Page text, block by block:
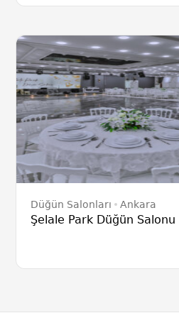
Düğün Salonları Ankara
Şelale Park Düğün Salonu